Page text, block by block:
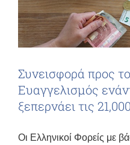
Συνεισφορά προς
Ευαγγελισμός
ξεπερνάει τις
Οι Ελληνικοί Φορείς με